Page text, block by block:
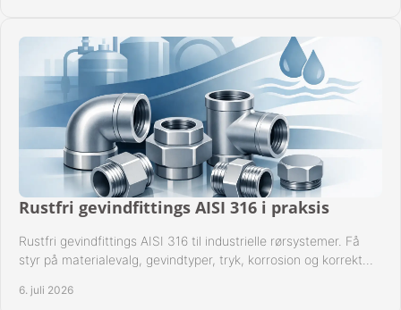
Rustfri gevindfittings AISI 316 i praksis
Rustfri gevindfittings AISI 316 til industrielle rørsystemer. Få
styr på materialevalg, gevindtyper, tryk, korrosion og korrekt
6. juli 2026